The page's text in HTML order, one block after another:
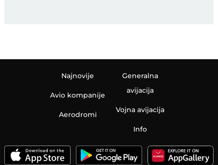
Najnovije
Avio kompanije
Aerodromi
Generalna
avijacija
Vojna avijacija
Info